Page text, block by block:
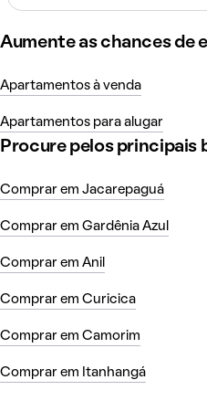
Aumente as chances de
Apartamentos à venda
Apartamentos para alugar
Procure pelos principais
Comprar em Jacarepaguá
Comprar em Gardênia Azul
Comprar em Anil
Comprar em Curicica
Comprar em Camorim
Comprar em Itanhangá